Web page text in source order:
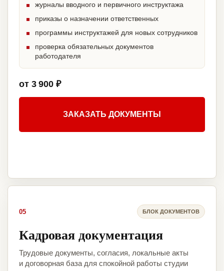
журналы вводного и первичного инструктажа
приказы о назначении ответственных
программы инструктажей для новых сотрудников
проверка обязательных документов
работодателя
от 3 900 ₽
ЗАКАЗАТЬ ДОКУМЕНТЫ
05 БЛОК ДОКУМЕНТОВ
Кадровая документация
Трудовые документы, согласия, локальные акты
и договорная база для спокойной работы студии